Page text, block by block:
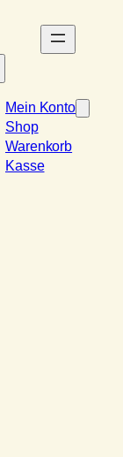
Mein Konto
Shop
Warenkorb
Kasse